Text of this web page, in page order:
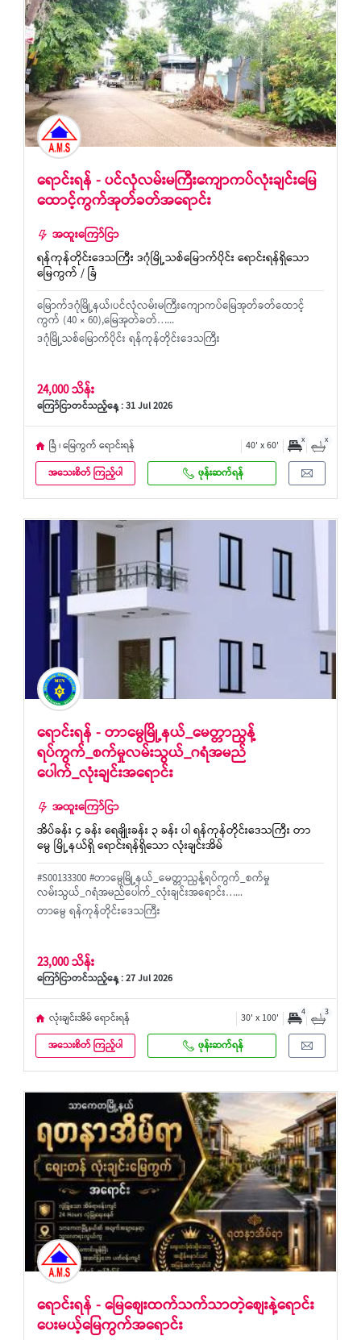
ရောင်းရန် - ပင်လုံလမ်းမကြီးကျောကပ်လုံးချင်းမြေ
ထောင့်ကွက်အုတ်ခတ်အရောင်း
အထူးကြော်ငြာ
ရန်ကုန်တိုင်းဒေသကြီး ဒဂုံမြို့သစ်မြောက်ပိုင်း ရောင်းရန်ရှိသော
မြေကွက် / ခြံ
မြောက်ဒဂုံမြို့နယ်၊ပင်လုံလမ်းမကြီးကျောကပ်မြေအုတ်ခတ်ထောင့်
ကွက် (40 × 60),မြေအုတ်ခတ်…...
ဒဂုံမြို့သစ်မြောက်ပိုင်း ရန်ကုန်တိုင်းဒေသကြီး
24,000 သိန်း
ကြော်ငြာတင်သည့်နေ့ : 31 Jul 2026
ခြံ ၊ မြေကွက် ရောင်းရန် 40' x 60' x x
အသေးစိတ် ကြည့်ပါ ဖုန်းဆက်ရန်
ရောင်းရန် - တာမွေမြို့နယ်_မေတ္တာညွန့်
ရပ်ကွက်_စက်မှုလမ်းသွယ်_ဂရံအမည်
ပေါက်_လုံးချင်းအရောင်း
အထူးကြော်ငြာ
အိပ်ခန်း ၄ ခန်း ရေချိုးခန်း ၃ ခန်း ပါ ရန်ကုန်တိုင်းဒေသကြီး တာ
မွေ မြို့နယ်ရှိ ရောင်းရန်ရှိသော လုံးချင်းအိမ်
#S00133300 #တာမွေမြို့နယ်_မေတ္တာညွန့်ရပ်ကွက်_စက်မှု
လမ်းသွယ်_ဂရံအမည်ပေါက်_လုံးချင်းအရောင်း…...
တာမွေ ရန်ကုန်တိုင်းဒေသကြီး
23,000 သိန်း
ကြော်ငြာတင်သည့်နေ့ : 27 Jul 2026
လုံးချင်းအိမ် ရောင်းရန် 30' x 100' 4 3
အသေးစိတ် ကြည့်ပါ ဖုန်းဆက်ရန်
ရောင်းရန် - မြေစျေးထက်သက်သာတဲ့စျေးနဲ့ရောင်း
ပေးမယ့်မြေကွက်အရောင်း